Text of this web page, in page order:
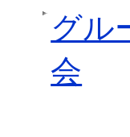
グル
会